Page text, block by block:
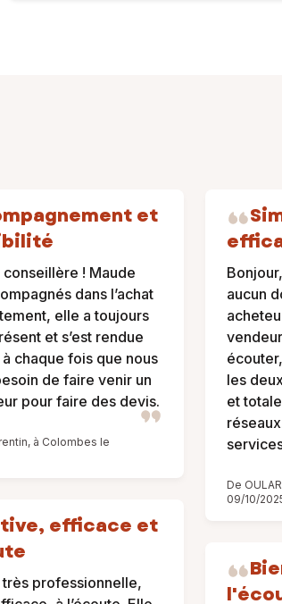
et
! Maude
dans l’achat
elle a toujours
et s’est rendue
chaque fois que nous
de faire venir un
pour faire des devis.
à Colombes le
efficace et
très professionnelle,
aucun
les
et
De
09/10/